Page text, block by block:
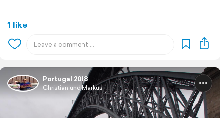
1 like
Portugal 2018
Christian und Markus